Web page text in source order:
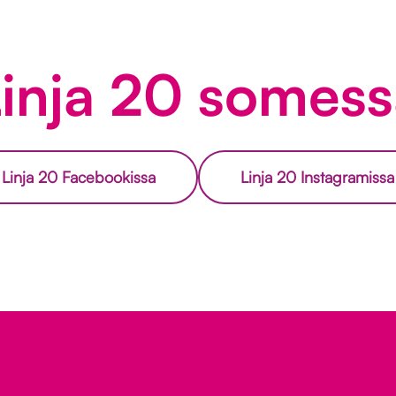
20
Linja 20 Facebookissa Linja 20 Instagramissa